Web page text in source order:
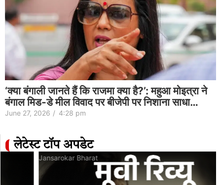
‘क्या बंगाली जानते हैं कि राजमा क्या है?’: महुआ मोइत्रा ने
बंगाल मिड-डे मील विवाद पर बीजेपी पर निशाना साधा…
June 27, 2026 / 4:28 pm
लेटेस्ट टॉप अपडेट
Jansarokar Bharat